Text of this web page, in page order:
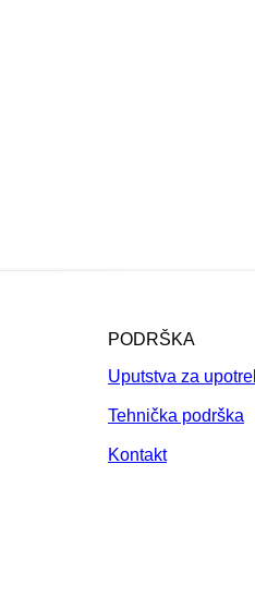
PODRŠKA
Uputstva za
Tehnička podrška
Kontakt